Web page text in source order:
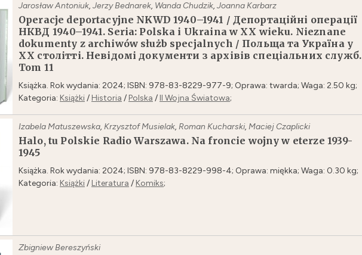
Jarosław Antoniuk, Jerzy Bednarek, Wanda Chudzik, Joanna Karbarz
Operacje deportacyjne NKWD 1940–1941 / Депортаційні операції
НКВД 1940–1941. Seria: Polska i Ukraina w XX wieku. Nieznane
dokumenty z archiwów służb specjalnych / Польща та Україна у
ХХ столітті. Невідомі документи з архівів спеціальних служб.
Tom 11
Książka. Rok wydania: 2024; ISBN: 978-83-8229-977-9; Oprawa: twarda; Waga: 2.50 kg;
Kategoria: Książki/ Historia / Polska / II Wojna Światowa;
Izabela Matuszewska, Krzysztof Musielak, Roman Kucharski, Maciej Czaplicki
Halo, tu Polskie Radio Warszawa. Na froncie wojny w eterze 1939-
1945
Książka. Rok wydania: 2024; ISBN: 978-83-8229-998-4; Oprawa: miękka; Waga: 0.30 kg;
Kategoria: Książki/ Literatura / Komiks;
Zbigniew Bereszyński